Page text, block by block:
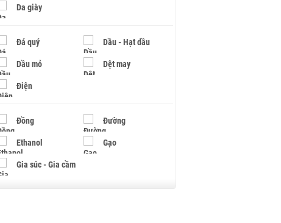
Da giày
Đá quý Dầu - Hạt dầu
Dầu mỏ Dệt may
Điện
Đồng Đường
Ethanol Gạo
Gia súc - Gia cầm